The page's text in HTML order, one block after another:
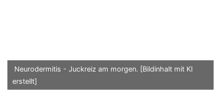
Neurodermitis - Juckreiz am morgen. [Bildinhalt mit KI
erstellt]